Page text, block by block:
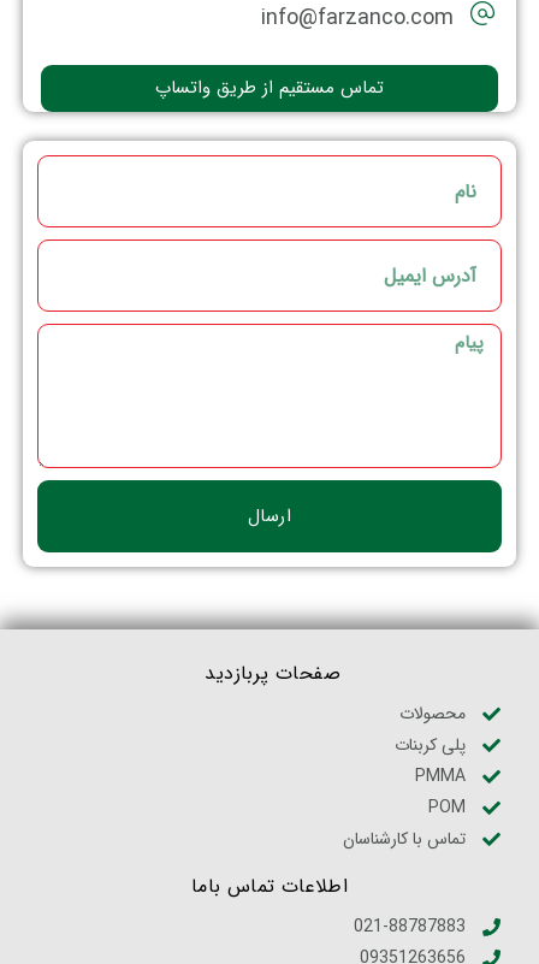
info@farzanco.com
تماس مستقیم از طریق واتساپ
ارسال
صفحات پربازدید
محصولات
پلی کربنات
PMMA
POM
تماس با کارشناسان
اطلاعات تماس باما
021-88787883
09351263656